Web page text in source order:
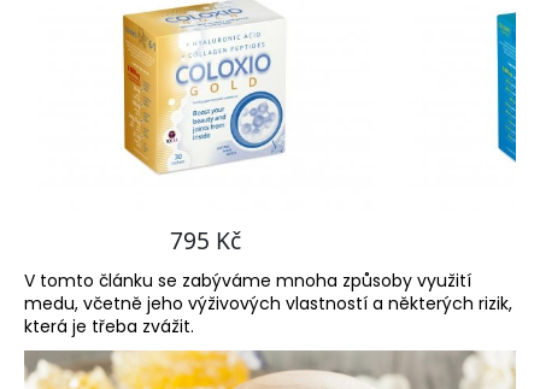
V tomto článku se zabýváme mnoha způsoby využití
medu, včetně jeho výživových vlastností a některých rizik,
která je třeba zvážit.
j
e
m
e